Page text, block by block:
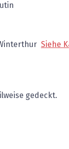
Siehe
gedeckt.